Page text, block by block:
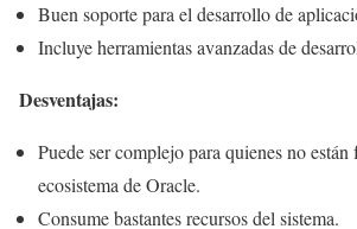
Buen soporte para el desarrollo de
Incluye herramientas avanzadas de
Desventajas:
Puede ser complejo para quienes no
ecosistema de Oracle.
Consume bastantes recursos del sistema.